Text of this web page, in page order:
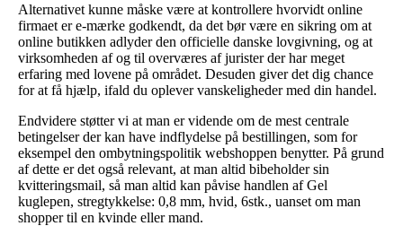
Alternativet kunne måske være at kontrollere hvorvidt online
firmaet er e-mærke godkendt, da det bør være en sikring om at
online butikken adlyder den officielle danske lovgivning, og at
virksomheden af og til overværes af jurister der har meget
erfaring med lovene på området. Desuden giver det dig chance
for at få hjælp, ifald du oplever vanskeligheder med din handel.
Endvidere støtter vi at man er vidende om de mest centrale
betingelser der kan have indflydelse på bestillingen, som for
eksempel den ombytningspolitik webshoppen benytter. På grund
af dette er det også relevant, at man altid bibeholder sin
kvitteringsmail, så man altid kan påvise handlen af Gel
kuglepen, stregtykkelse: 0,8 mm, hvid, 6stk., uanset om man
shopper til en kvinde eller mand.